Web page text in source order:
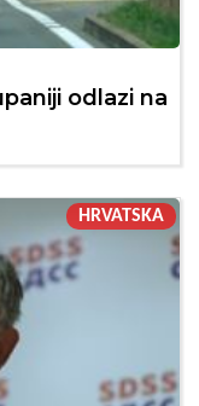
odlazi na
HRVATSKA